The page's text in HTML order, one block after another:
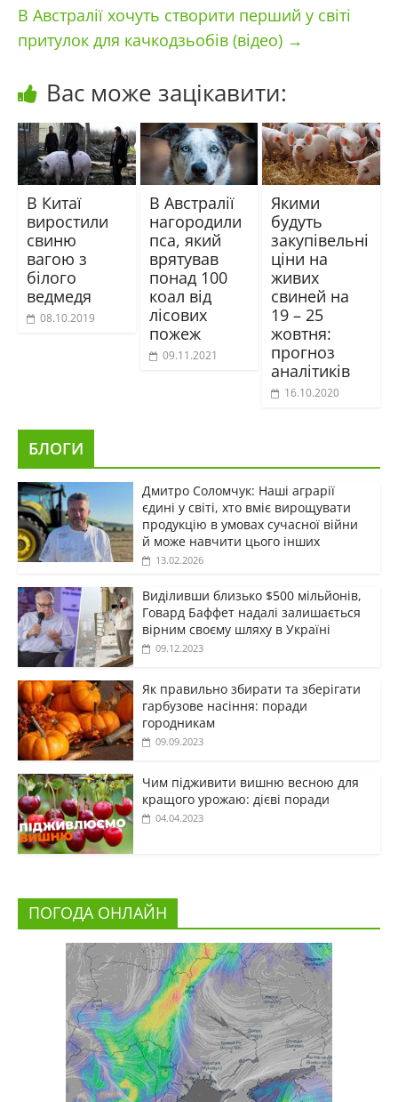
В Австралії хочуть створити перший у світі
притулок для качкодзьобів (відео) →
Вас може зацікавити:
В Китаї
виростили
свиню
вагою з
білого
ведмедя
08.10.2019
В Австралії
нагородили
пса, який
врятував
понад 100
коал від
лісових
пожеж
09.11.2021
Якими
будуть
закупівельні
ціни на
живих
свиней на
19 – 25
жовтня:
прогноз
аналітиків
16.10.2020
БЛОГИ
Дмитро Соломчук: Наші аграрії
єдині у світі, хто вміє вирощувати
продукцію в умовах сучасної війни
й може навчити цього інших
13.02.2026
Виділивши близько $500 мільйонів,
Говард Баффет надалі залишається
вірним своєму шляху в Україні
09.12.2023
Як правильно збирати та зберігати
гарбузове насіння: поради
городникам
09.09.2023
Чим підживити вишню весною для
кращого урожаю: дієві поради
04.04.2023
ПОГОДА ОНЛАЙН